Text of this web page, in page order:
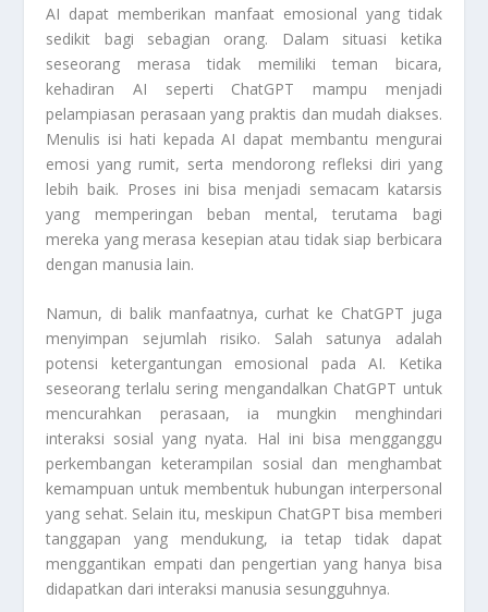
AI dapat memberikan manfaat emosional yang tidak
sedikit bagi sebagian orang. Dalam situasi ketika
seseorang merasa tidak memiliki teman bicara,
kehadiran AI seperti ChatGPT mampu menjadi
pelampiasan perasaan yang praktis dan mudah diakses.
Menulis isi hati kepada AI dapat membantu mengurai
emosi yang rumit, serta mendorong refleksi diri yang
lebih baik. Proses ini bisa menjadi semacam katarsis
yang memperingan beban mental, terutama bagi
mereka yang merasa kesepian atau tidak siap berbicara
dengan manusia lain.
Namun, di balik manfaatnya, curhat ke ChatGPT juga
menyimpan sejumlah risiko. Salah satunya adalah
potensi ketergantungan emosional pada AI. Ketika
seseorang terlalu sering mengandalkan ChatGPT untuk
mencurahkan perasaan, ia mungkin menghindari
interaksi sosial yang nyata. Hal ini bisa mengganggu
perkembangan keterampilan sosial dan menghambat
kemampuan untuk membentuk hubungan interpersonal
yang sehat. Selain itu, meskipun ChatGPT bisa memberi
tanggapan yang mendukung, ia tetap tidak dapat
menggantikan empati dan pengertian yang hanya bisa
didapatkan dari interaksi manusia sesungguhnya.